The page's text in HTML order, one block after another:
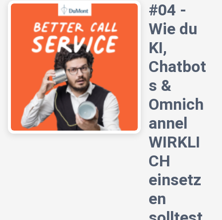
#04 -
Wie du
KI,
Chatbot
s &
Omnich
annel
WIRKLI
CH
einsetz
en